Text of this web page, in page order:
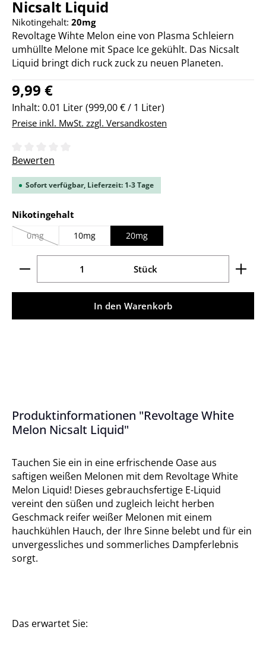
Nicsalt Liquid
Nikotingehalt: 20mg
Revoltage Wihte Melon eine von Plasma Schleiern
umhüllte Melone mit Space Ice gekühlt. Das Nicsalt
Liquid bringt dich ruck zuck zu neuen Planeten.
Regulärer Preis:
9,99 €
Inhalt: 0.01 Liter(999,00 € / 1 Liter)
Preise inkl. MwSt. zzgl. Versandkosten
Durchschnittliche Bewertung von 0 von 5 Sternen
Bewerten
Sofort verfügbar, Lieferzeit: 1-3 Tage
Nikotingehalt
0mg
(Diese Option ist zurzeit nicht verfügbar.)
10mg 20mg
Produkt Anzahl: Gib den gewünschten Wert ein
Stück
In den Warenkorb
Produktinformationen "Revoltage White
Melon Nicsalt Liquid"
Tauchen Sie ein in eine erfrischende Oase aus
saftigen weißen Melonen mit dem Revoltage White
Melon Liquid! Dieses gebrauchsfertige E-Liquid
vereint den süßen und zugleich leicht herben
Geschmack reifer weißer Melonen mit einem
hauchkühlen Hauch, der Ihre Sinne belebt und für ein
unvergessliches und sommerliches Dampferlebnis
sorgt.
Das erwartet Sie: